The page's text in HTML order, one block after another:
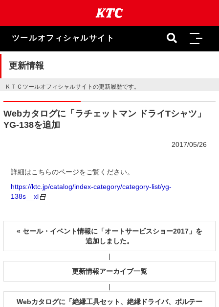
ま
キ
ツールオフィシャルサイト
更新情報
ＫＴＣツールオフィシャルサイトの更新履歴です。
Webカタログに「ラチェットマン ドライTシャツ」
YG-138を追加
2017/05/26
詳細はこちらのページをご覧ください。
https://ktc.jp/catalog/index-category/category-list/yg-
138s__xl
« セール・イベント情報に「オートサービスショー2017」を
追加しました。
|
更新情報アーカイブ一覧
|
Webカタログに「絶縁工具セット、絶縁ドライバ、ボルテー